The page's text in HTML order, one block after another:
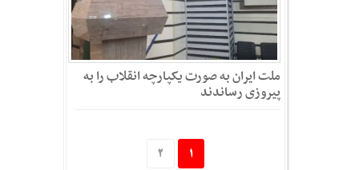
ملت ایران به صورت یکپارچه انقلاب را به
پیروزی رساندند
1
2